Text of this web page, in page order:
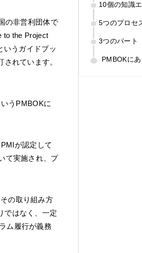
の非営利団体で
to the Project
いうガイドブッ
れています。
うPMBOKに
が認定して
て実施され、プ
の取り組み方
ではなく、一定
ム履行が義務
10個の知識
5つのプロセ
3つのパート
PMBOKに